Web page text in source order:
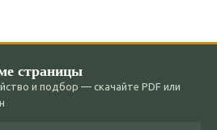
страницы
и подбор — скачайте PDF или